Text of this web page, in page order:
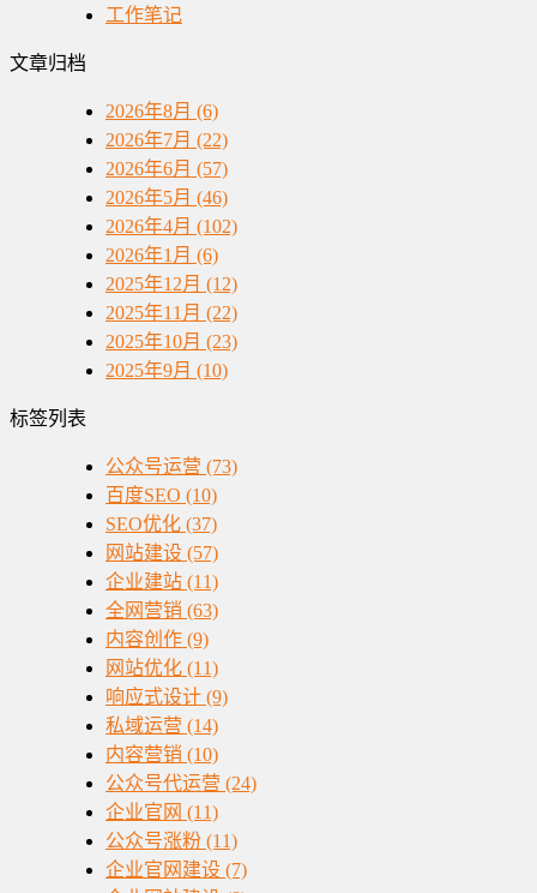
工作笔记
文章归档
2026年8月 (6)
2026年7月 (22)
2026年6月 (57)
2026年5月 (46)
2026年4月 (102)
2026年1月 (6)
2025年12月 (12)
2025年11月 (22)
2025年10月 (23)
2025年9月 (10)
标签列表
公众号运营 (73)
百度SEO (10)
SEO优化 (37)
网站建设 (57)
企业建站 (11)
全网营销 (63)
内容创作 (9)
网站优化 (11)
响应式设计 (9)
私域运营 (14)
内容营销 (10)
公众号代运营 (24)
企业官网 (11)
公众号涨粉 (11)
企业官网建设 (7)